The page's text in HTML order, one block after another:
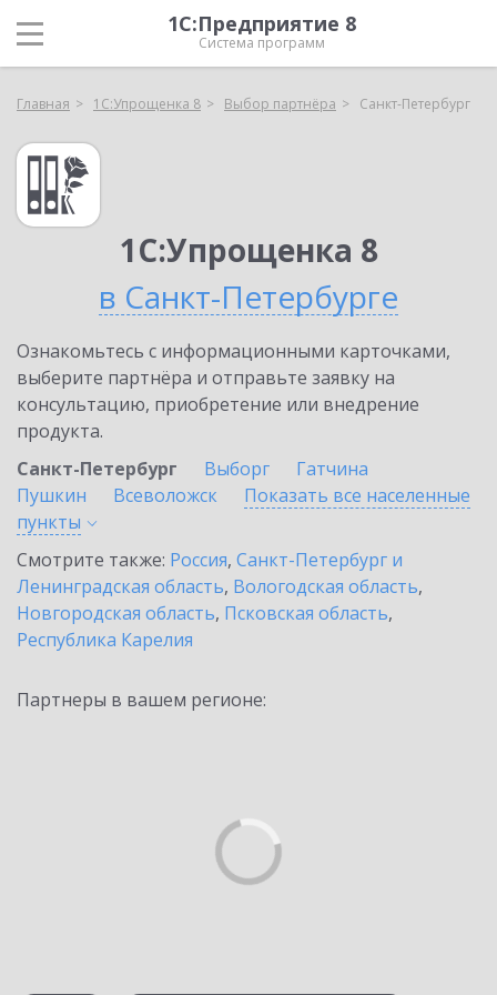
1С:Предприятие 8
Система программ
Главная 1С:Упрощенка 8 Выбор партнёра Санкт-Петербург
1С:Упрощенка 8
в Санкт-Петербурге
Ознакомьтесь с информационными карточками,
выберите партнёра и отправьте заявку на
консультацию, приобретение или внедрение
продукта.
Санкт-Петербург
Выборг
Гатчина
Пушкин
Всеволожск
Показать все населенные
пункты
Смотрите также: Россия, Санкт-Петербург и
Ленинградская область, Вологодская область,
Новгородская область, Псковская область,
Республика Карелия
Партнеры в вашем регионе: